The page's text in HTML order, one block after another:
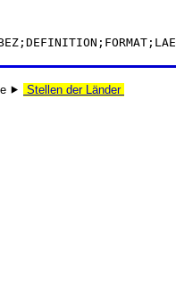
⯈
Stellen der Länder